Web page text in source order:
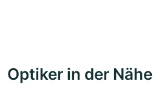
Optiker in der Nähe